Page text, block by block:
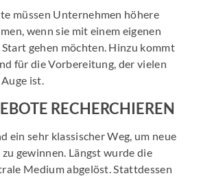
müssen Unternehmen höhere
wenn sie mit einem eigenen
gehen möchten. Hinzu kommt
für die Vorbereitung, der vielen
ist.
RECHERCHIEREN
ein sehr klassischer Weg, um neue
gewinnen. Längst wurde die
Medium abgelöst. Stattdessen